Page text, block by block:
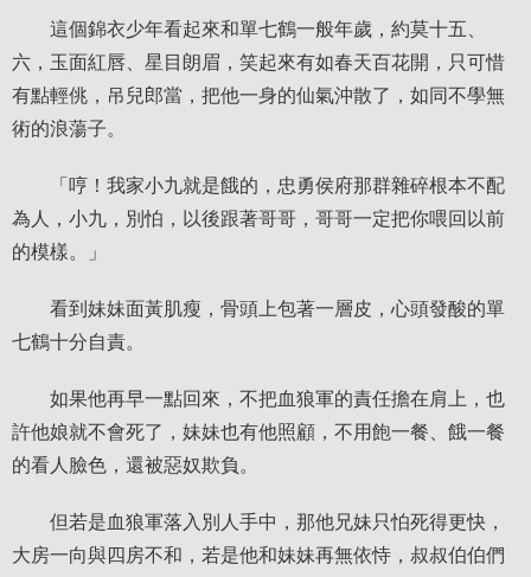
這個錦衣少年看起來和單七鶴一般年歲，約莫十五、
六，玉面紅唇、星目朗眉，笑起來有如春天百花開，只可惜
有點輕佻，吊兒郎當，把他一身的仙氣沖散了，如同不學無
術的浪蕩子。
「哼！我家小九就是餓的，忠勇侯府那群雜碎根本不配
為人，小九，別怕，以後跟著哥哥，哥哥一定把你喂回以前
的模樣。」
看到妹妹面黃肌瘦，骨頭上包著一層皮，心頭發酸的單
七鶴十分自責。
如果他再早一點回來，不把血狼軍的責任擔在肩上，也
許他娘就不會死了，妹妹也有他照顧，不用飽一餐、餓一餐
的看人臉色，還被惡奴欺負。
但若是血狼軍落入別人手中，那他兄妹只怕死得更快，
大房一向與四房不和，若是他和妹妹再無依恃，叔叔伯伯們